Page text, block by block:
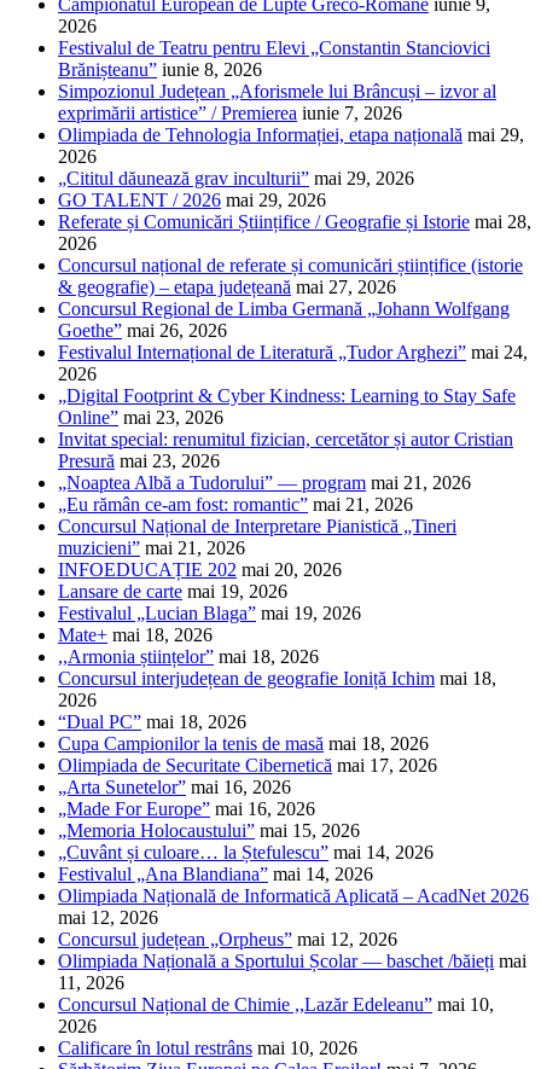
2026
Festivalul de Teatru pentru Elevi „Constantin Stanciovici
Brănișteanu” iunie 8, 2026
Simpozionul Județean „Aforismele lui Brâncuși – izvor al
exprimării artistice” / Premierea iunie 7, 2026
Olimpiada de Tehnologia Informației, etapa națională mai 29,
2026
„Cititul dăunează grav inculturii” mai 29, 2026
GO TALENT / 2026 mai 29, 2026
Referate și Comunicări Științifice / Geografie și Istorie mai 28,
2026
Concursul național de referate și comunicări științifice (istorie
& geografie) – etapa județeană mai 27, 2026
Concursul Regional de Limba Germană „Johann Wolfgang
Goethe” mai 26, 2026
Festivalul Internațional de Literatură „Tudor Arghezi” mai 24,
2026
„Digital Footprint & Cyber Kindness: Learning to Stay Safe
Online” mai 23, 2026
Invitat special: renumitul fizician, cercetător și autor Cristian
Presură mai 23, 2026
„Noaptea Albă a Tudorului” — program mai 21, 2026
„Eu rămân ce-am fost: romantic” mai 21, 2026
Concursul Național de Interpretare Pianistică „Tineri
muzicieni” mai 21, 2026
INFOEDUCAȚIE 202 mai 20, 2026
Lansare de carte mai 19, 2026
Festivalul „Lucian Blaga” mai 19, 2026
Mate+ mai 18, 2026
,,Armonia științelor” mai 18, 2026
Concursul interjudețean de geografie Ioniță Ichim mai 18,
2026
“Dual PC” mai 18, 2026
Cupa Campionilor la tenis de masă mai 18, 2026
Olimpiada de Securitate Cibernetică mai 17, 2026
„Arta Sunetelor” mai 16, 2026
„Made For Europe” mai 16, 2026
„Memoria Holocaustului” mai 15, 2026
„Cuvânt și culoare… la Ștefulescu” mai 14, 2026
Festivalul „Ana Blandiana” mai 14, 2026
Olimpiada Națională de Informatică Aplicată – AcadNet 2026
mai 12, 2026
Concursul județean „Orpheus” mai 12, 2026
Olimpiada Națională a Sportului Școlar — baschet /băieți mai
11, 2026
Concursul Național de Chimie ,,Lazăr Edeleanu” mai 10,
2026
Calificare în lotul restrâns mai 10, 2026